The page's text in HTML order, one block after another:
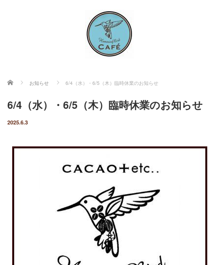
ホーム お知らせ 6/4（水）・6/5（木）臨時休業のお知らせ
6/4（水）・6/5（木）臨時休業のお知らせ
2025.6.3